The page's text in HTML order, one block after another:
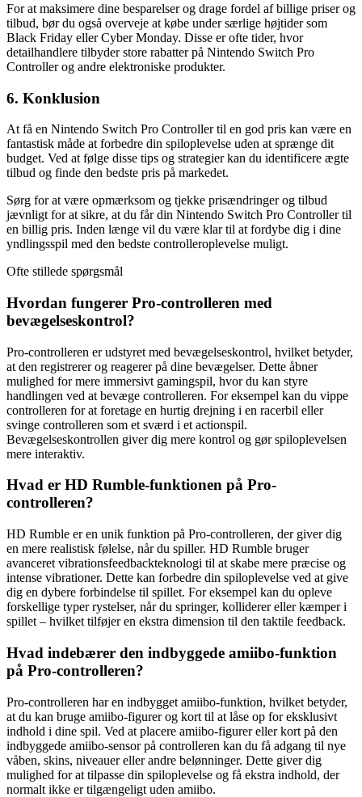
For at maksimere dine besparelser og drage fordel af billige priser og
tilbud, bør du også overveje at købe under særlige højtider som
Black Friday eller Cyber Monday. Disse er ofte tider, hvor
detailhandlere tilbyder store rabatter på Nintendo Switch Pro
Controller og andre elektroniske produkter.
6. Konklusion
At få en Nintendo Switch Pro Controller til en god pris kan være en
fantastisk måde at forbedre din spiloplevelse uden at sprænge dit
budget. Ved at følge disse tips og strategier kan du identificere ægte
tilbud og finde den bedste pris på markedet.
Sørg for at være opmærksom og tjekke prisændringer og tilbud
jævnligt for at sikre, at du får din Nintendo Switch Pro Controller til
en billig pris. Inden længe vil du være klar til at fordybe dig i dine
yndlingsspil med den bedste controlleroplevelse muligt.
Ofte stillede spørgsmål
Hvordan fungerer Pro-controlleren med
bevægelseskontrol?
Pro-controlleren er udstyret med bevægelseskontrol, hvilket betyder,
at den registrerer og reagerer på dine bevægelser. Dette åbner
mulighed for mere immersivt gamingspil, hvor du kan styre
handlingen ved at bevæge controlleren. For eksempel kan du vippe
controlleren for at foretage en hurtig drejning i en racerbil eller
svinge controlleren som et sværd i et actionspil.
Bevægelseskontrollen giver dig mere kontrol og gør spiloplevelsen
mere interaktiv.
Hvad er HD Rumble-funktionen på Pro-
controlleren?
HD Rumble er en unik funktion på Pro-controlleren, der giver dig
en mere realistisk følelse, når du spiller. HD Rumble bruger
avanceret vibrationsfeedbackteknologi til at skabe mere præcise og
intense vibrationer. Dette kan forbedre din spiloplevelse ved at give
dig en dybere forbindelse til spillet. For eksempel kan du opleve
forskellige typer rystelser, når du springer, kolliderer eller kæmper i
spillet – hvilket tilføjer en ekstra dimension til den taktile feedback.
Hvad indebærer den indbyggede amiibo-funktion
på Pro-controlleren?
Pro-controlleren har en indbygget amiibo-funktion, hvilket betyder,
at du kan bruge amiibo-figurer og kort til at låse op for eksklusivt
indhold i dine spil. Ved at placere amiibo-figurer eller kort på den
indbyggede amiibo-sensor på controlleren kan du få adgang til nye
våben, skins, niveauer eller andre belønninger. Dette giver dig
mulighed for at tilpasse din spiloplevelse og få ekstra indhold, der
normalt ikke er tilgængeligt uden amiibo.